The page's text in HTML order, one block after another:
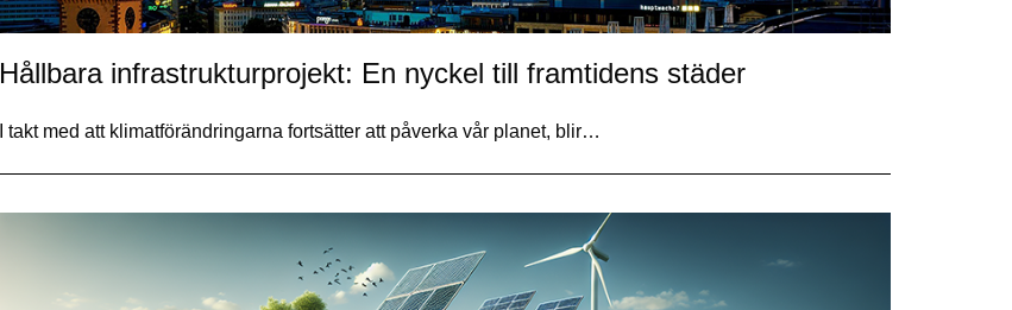
Hållbara infrastrukturprojekt: En nyckel till framtidens städer
I takt med att klimatförändringarna fortsätter att påverka vår planet, blir…